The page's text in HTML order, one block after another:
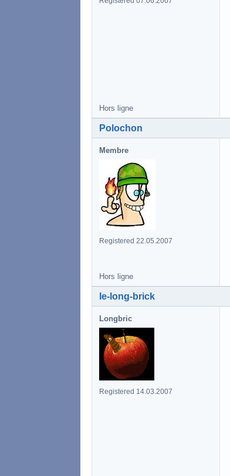
Hors ligne
Polochon
Membre
Registered 22.05.2007
Hors ligne
le-long-brick
Longbric
Registered 14.03.2007